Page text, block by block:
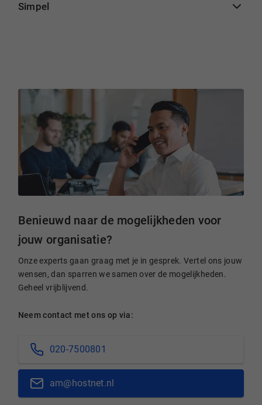
Simpel
Benieuwd naar de mogelijkheden voor
jouw organisatie?
Onze experts gaan graag met je in gesprek. Vertel ons jouw
wensen, dan sparren we samen over de mogelijkheden.
Geheel vrijblijvend.
Neem contact met ons op via:
020-7500801
am@hostnet.nl